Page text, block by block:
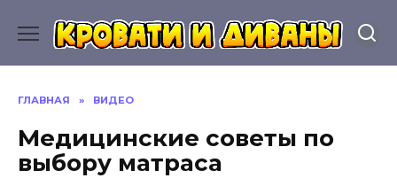
содержанию
ГЛАВНАЯ » ВИДЕО
Медицинские советы по
выбору матраса